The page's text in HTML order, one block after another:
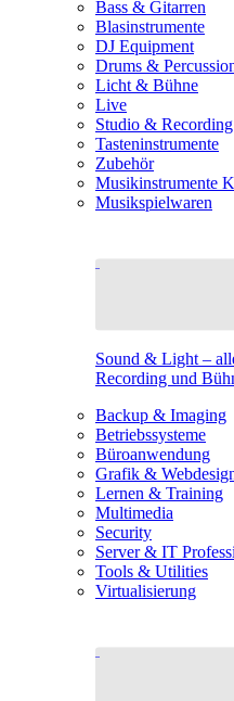
Bass & Gitarren
Blasinstrumente
DJ Equipment
Drums &
Licht & Bühne
Live
Studio & Recording
Tasteninstrumente
Zubehör
Musikinstrumente
Musikspielwaren
Sound & Light –
Recording und
Backup & Imaging
Betriebssysteme
Büroanwendung
Grafik &
Lernen & Training
Multimedia
Security
Server & IT
Tools & Utilities
Virtualisierung